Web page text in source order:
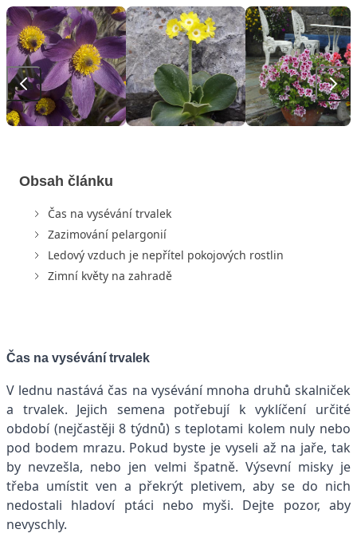
Obsah článku
Čas na vysévání trvalek
Zazimování pelargonií
Ledový vzduch je nepřítel pokojových rostlin
Zimní květy na zahradě
Čas na vysévání trvalek
V lednu nastává čas na vysévání mnoha druhů skalniček
a trvalek. Jejich semena potřebují k vyklíčení určité
období (nejčastěji 8 týdnů) s teplotami kolem nuly nebo
pod bodem mrazu. Pokud byste je vyseli až na jaře, tak
by nevzešla, nebo jen velmi špatně. Výsevní misky je
třeba umístit ven a překrýt pletivem, aby se do nich
nedostali hladoví ptáci nebo myši. Dejte pozor, aby
nevyschly.